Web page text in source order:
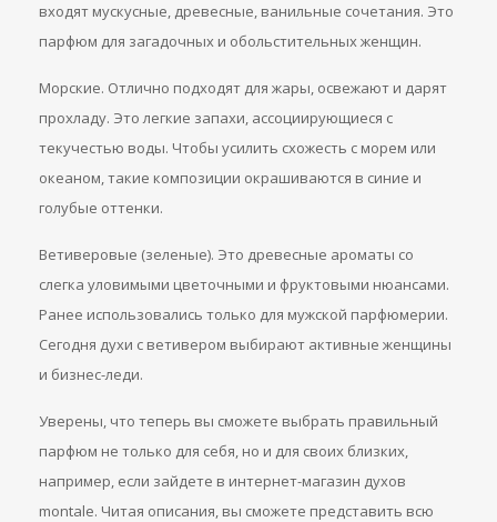
входят мускусные, древесные, ванильные сочетания. Это
парфюм для загадочных и обольстительных женщин.
Морские. Отлично подходят для жары, освежают и дарят
прохладу. Это легкие запахи, ассоциирующиеся с
текучестью воды. Чтобы усилить схожесть с морем или
океаном, такие композиции окрашиваются в синие и
голубые оттенки.
Ветиверовые (зеленые). Это древесные ароматы со
слегка уловимыми цветочными и фруктовыми нюансами.
Ранее использовались только для мужской парфюмерии.
Сегодня духи с ветивером выбирают активные женщины
и бизнес-леди.
Уверены, что теперь вы сможете выбрать правильный
парфюм не только для себя, но и для своих близких,
например, если зайдете в интернет-магазин духов
montale. Читая описания, вы сможете представить всю